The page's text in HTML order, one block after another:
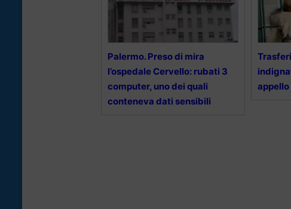
Palermo. Preso di mira
l’ospedale Cervello: rubati 3
computer, uno dei quali
conteneva dati sensibili